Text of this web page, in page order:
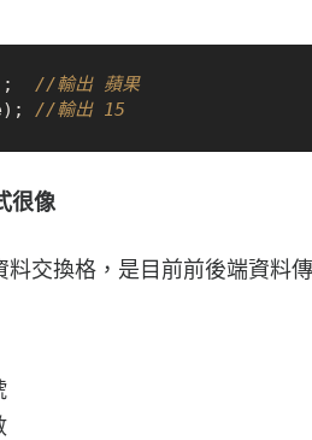
//輸出 蘋果
//輸出 15
很像
料交換格，是目前前後端資料